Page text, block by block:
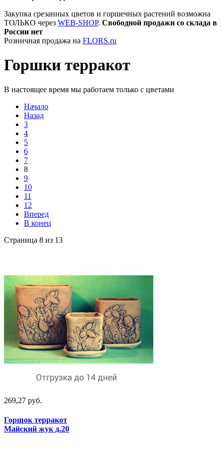
Закупка срезанных цветов и горшечных растений возможна
ТОЛЬКО через WEB-SHOP. Свободной продажи со склада в
России нет
Розничная продажа на FLORS.ru
Горшки терракот
В настоящее время мы работаем только с цветами
Начало
Назад
3
4
5
6
7
8
9
10
11
12
Вперед
В конец
Страница 8 из 13
269,27 руб.
Горшок терракот
Майский жук д.20